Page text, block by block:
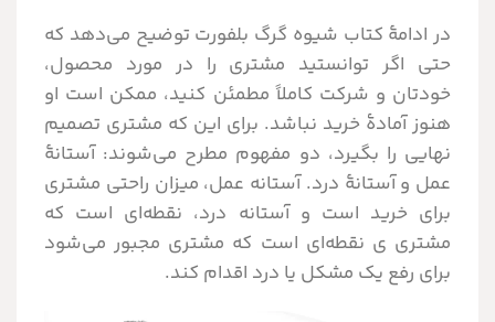
در ادامۀ کتاب شیوه گرگ بلفورت توضیح می‌دهد که
حتی اگر توانستید مشتری را در مورد محصول،
خودتان و شرکت کاملاً مطمئن کنید، ممکن است او
هنوز آمادۀ خرید نباشد. برای این که مشتری تصمیم
نهایی را بگیرد، دو مفهوم مطرح می‌شوند: آستانۀ
عمل و آستانۀ درد. آستانه عمل، میزان راحتی مشتری
برای خرید است و آستانه درد، نقطه‌ای است که
مشتری ی نقطه‌ای است که مشتری مجبور می‌شود
برای رفع یک مشکل یا درد اقدام کند.